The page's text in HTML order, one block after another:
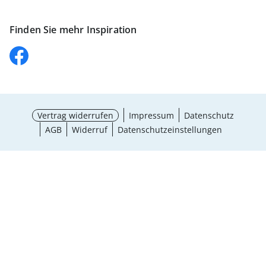
Finden Sie mehr Inspiration
Vertrag widerrufen Impressum
Datenschutz
AGB
Widerruf Datenschutzeinstellungen